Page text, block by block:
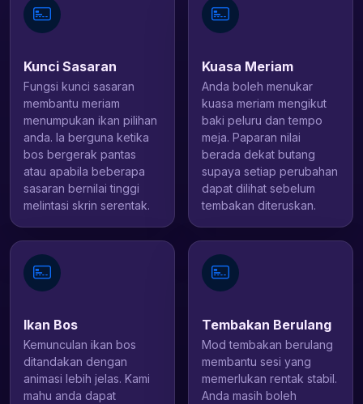
Kunci Sasaran
Fungsi kunci sasaran
membantu meriam
menumpukan ikan pilihan
anda. Ia berguna ketika
bos bergerak pantas
atau apabila beberapa
sasaran bernilai tinggi
melintasi skrin serentak.
Kuasa Meriam
Anda boleh menukar
kuasa meriam mengikut
baki peluru dan tempo
meja. Paparan nilai
berada dekat butang
supaya setiap perubahan
dapat dilihat sebelum
tembakan diteruskan.
Ikan Bos
Kemunculan ikan bos
ditandakan dengan
animasi lebih jelas. Kami
mahu anda dapat
Tembakan Berulang
Mod tembakan berulang
membantu sesi yang
memerlukan rentak stabil.
Anda masih boleh